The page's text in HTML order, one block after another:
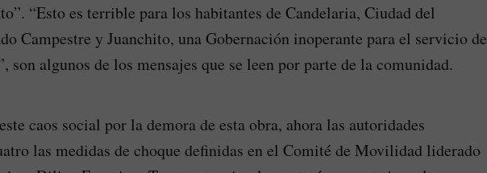
“Esto es terrible para los habitantes de Candelaria, Ciudad del
Campestre y Juanchito, una Gobernación inoperante para el servicio de
son algunos de los mensajes que se leen por parte de la comunidad.
caos social por la demora de esta obra, ahora las autoridades
las medidas de choque definidas en el Comité de Movilidad liderado